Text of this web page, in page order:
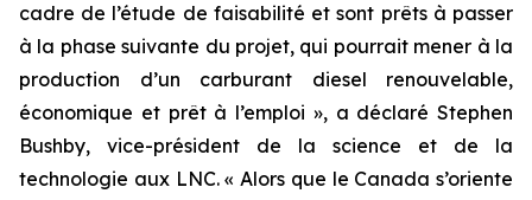
cadre de l’étude de faisabilité et sont prêts à passer
à la phase suivante du projet, qui pourrait mener à la
production d’un carburant diesel renouvelable,
économique et prêt à l’emploi », a déclaré Stephen
Bushby, vice-président de la science et de la
technologie aux LNC. « Alors que le Canada s’oriente